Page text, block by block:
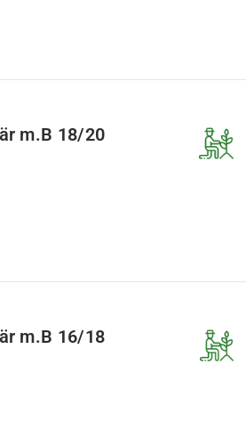
m.B 18/20
m.B 16/18